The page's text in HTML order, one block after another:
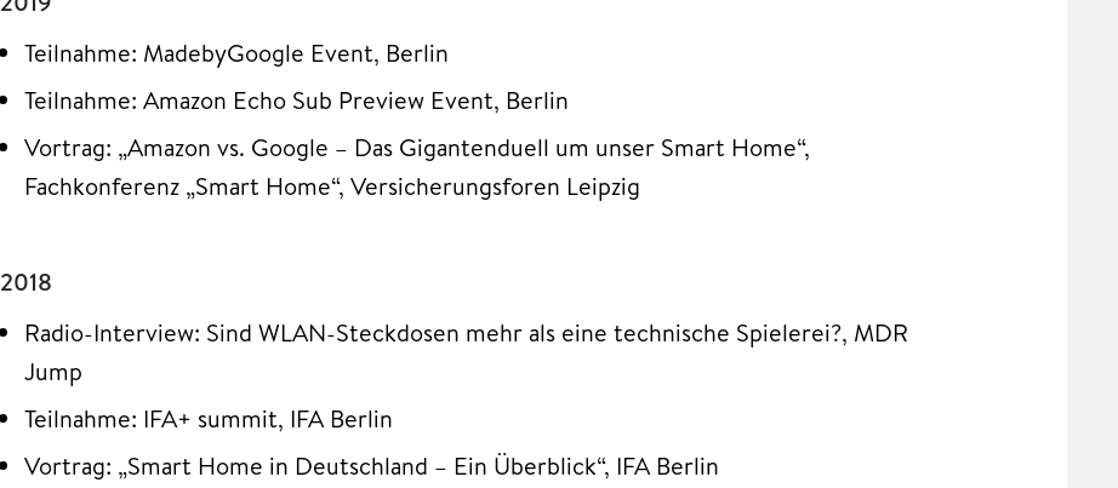
Teilnahme: MadebyGoogle Event, Berlin
Teilnahme: Amazon Echo Sub Preview Event, Berlin
Vortrag: „Amazon vs. Google – Das Gigantenduell um unser Smart Home“,
Fachkonferenz „Smart Home“, Versicherungsforen Leipzig
2018
Radio-Interview: Sind WLAN-Steckdosen mehr als eine technische Spielerei?, MDR
Jump
Teilnahme: IFA+ summit, IFA Berlin
Vortrag: „Smart Home in Deutschland – Ein Überblick“, IFA Berlin